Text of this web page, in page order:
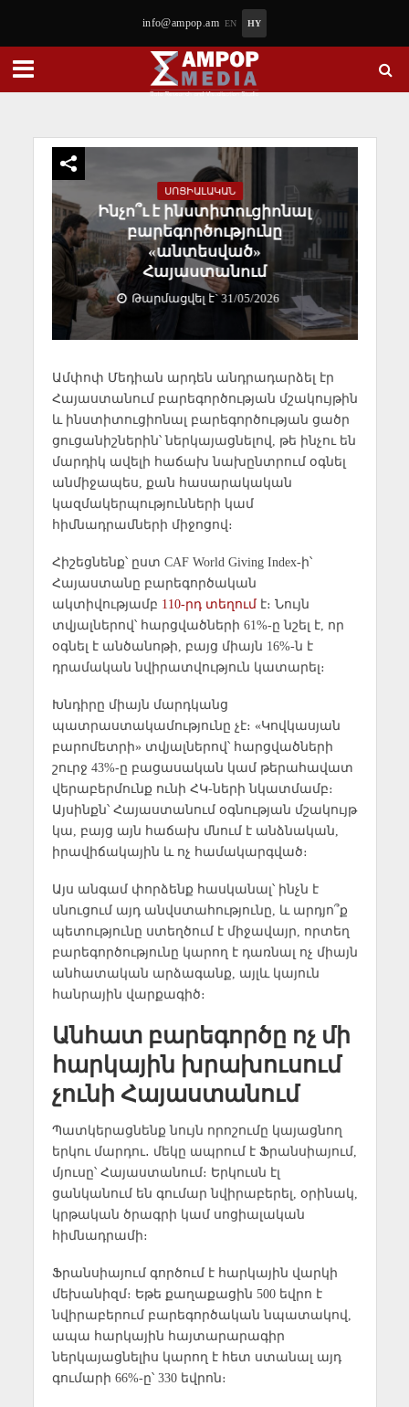
info@ampop.am EN HY
ՍՈՑԻԱԼԱԿԱՆ
Ինչո՞ւ է ինստիտուցիոնալ
բարեգործությունը
«անտեսված»
Հայաստանում
Թարմացվել է` 31/05/2026
Ամփոփ Մեդիան արդեն անդրադարձել էր
Հայաստանում բարեգործության մշակույթին
և ինստիտուցիոնալ բարեգործության ցածր
ցուցանիշներին՝ ներկայացնելով, թե ինչու են
մարդիկ ավելի հաճախ նախընտրում օգնել
անմիջապես, քան հասարակական
կազմակերպությունների կամ
հիմնադրամների միջոցով։
Հիշեցնենք՝ ըստ CAF World Giving Index-ի՝
Հայաստանը բարեգործական
ակտիվությամբ 110-րդ տեղումէ։ Նույն
տվյալներով՝ հարցվածների 61%-ը նշել է, որ
օգնել է անծանոթի, բայց միայն 16%-ն է
դրամական նվիրատվություն կատարել։
Խնդիրը միայն մարդկանց
պատրաստակամությունը չէ։ «Կովկասյան
բարոմետրի» տվյալներով՝ հարցվածների
շուրջ 43%-ը բացասական կամ թերահավատ
վերաբերմունք ունի ՀԿ-ների նկատմամբ։
Այսինքն՝ Հայաստանում օգնության մշակույթ
կա, բայց այն հաճախ մնում է անձնական,
իրավիճակային և ոչ համակարգված։
Այս անգամ փորձենք հասկանալ՝ ինչն է
սնուցում այդ անվստահությունը, և արդյո՞ք
պետությունը ստեղծում է միջավայր, որտեղ
բարեգործությունը կարող է դառնալ ոչ միայն
անհատական արձագանք, այլև կայուն
հանրային վարքագիծ։
Անհատ բարեգործը ոչ մի
հարկային խրախուսում
չունի Հայաստանում
Պատկերացնենք նույն որոշումը կայացնող
երկու մարդու․ մեկը ապրում է Ֆրանսիայում,
մյուսը՝ Հայաստանում։ Երկուսն էլ
ցանկանում են գումար նվիրաբերել, օրինակ,
կրթական ծրագրի կամ սոցիալական
հիմնադրամի։
Ֆրանսիայում գործում է հարկային վարկի
մեխանիզմ։ Եթե քաղաքացին 500 եվրո է
նվիրաբերում բարեգործական նպատակով,
ապա հարկային հայտարարագիր
ներկայացնելիս կարող է հետ ստանալ այդ
գումարի 66%-ը՝ 330 եվրոն։